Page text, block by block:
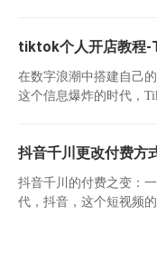
tiktok个人开店教程-
在数字浪潮中搭建自己
这个信息爆炸的时代，
抖音千川更改付费方
抖音千川的付费之变：
代，抖音，这个短视频